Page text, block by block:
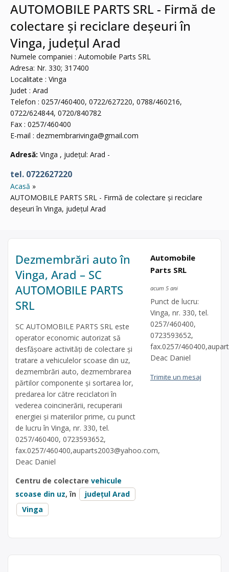
AUTOMOBILE PARTS SRL - Firmă de
colectare și reciclare deșeuri în
Vinga, județul Arad
Numele companiei : Automobile Parts SRL
Adresa: Nr. 330; 317400
Localitate : Vinga
Judet : Arad
Telefon : 0257/460400, 0722/627220, 0788/460216,
0722/624844, 0720/840782
Fax : 0257/460400
E-mail : dezmembrarivinga@gmail.com
Adresă: Vinga , județul: Arad -
tel. 0722627220
Acasă
AUTOMOBILE PARTS SRL - Firmă de colectare și reciclare
deșeuri în Vinga, județul Arad
Dezmembrări auto în
Vinga, Arad – SC
AUTOMOBILE PARTS
SRL
SC AUTOMOBILE PARTS SRL este
operator economic autorizat să
desfăşoare activităţi de colectare şi
tratare a vehiculelor scoase din uz,
dezmembrări auto, dezmembrarea
părtilor componente și sortarea lor,
predarea lor către reciclatori în
vederea coincinerării, recuperarii
energiei și materiilor prime, cu punct
de lucru în Vinga, nr. 330, tel.
0257/460400, 0723593652,
fax.0257/460400,auparts2003@yahoo.com,
Deac Daniel
Centru de colectare vehicule
scoase din uz, în
județul Arad
Vinga
Automobile
Parts SRL
acum 5 ani
Punct de lucru:
Vinga, nr. 330, tel.
0257/460400,
0723593652,
fax.0257/460400,
Deac Daniel
Trimite un mesaj